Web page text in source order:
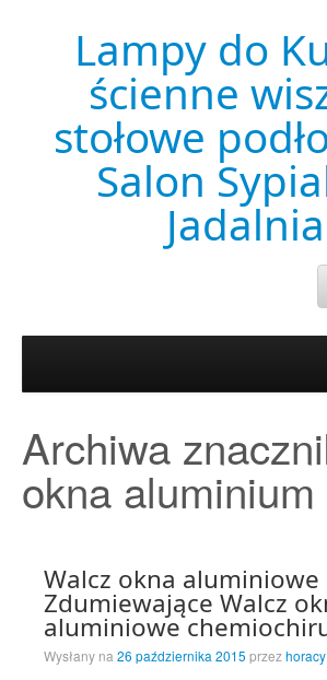
Lampy do
ścienne
stołowe
Salon
Jadalnia
Przykładowa strona
Strona Główna
Archiwa
okna aluminium
Walcz okna aluminiowe
Zdumiewające Walcz
aluminiowe
Wysłany na 26 października 2015 przezhoracy